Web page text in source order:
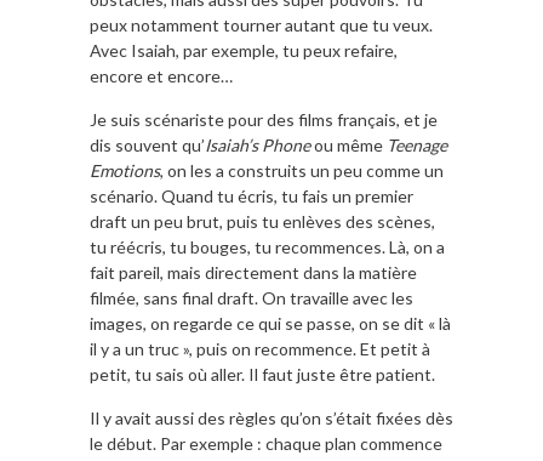
peux notamment tourner autant que tu veux.
Avec Isaiah, par exemple, tu peux refaire,
encore et encore…
Je suis scénariste pour des films français, et je
dis souvent qu’Isaiah’s Phoneou même Teenage
Emotions, on les a construits un peu comme un
scénario. Quand tu écris, tu fais un premier
draft un peu brut, puis tu enlèves des scènes,
tu réécris, tu bouges, tu recommences. Là, on a
fait pareil, mais directement dans la matière
filmée, sans final draft. On travaille avec les
images, on regarde ce qui se passe, on se dit « là
il y a un truc », puis on recommence. Et petit à
petit, tu sais où aller. Il faut juste être patient.
Il y avait aussi des règles qu’on s’était fixées dès
le début. Par exemple : chaque plan commence